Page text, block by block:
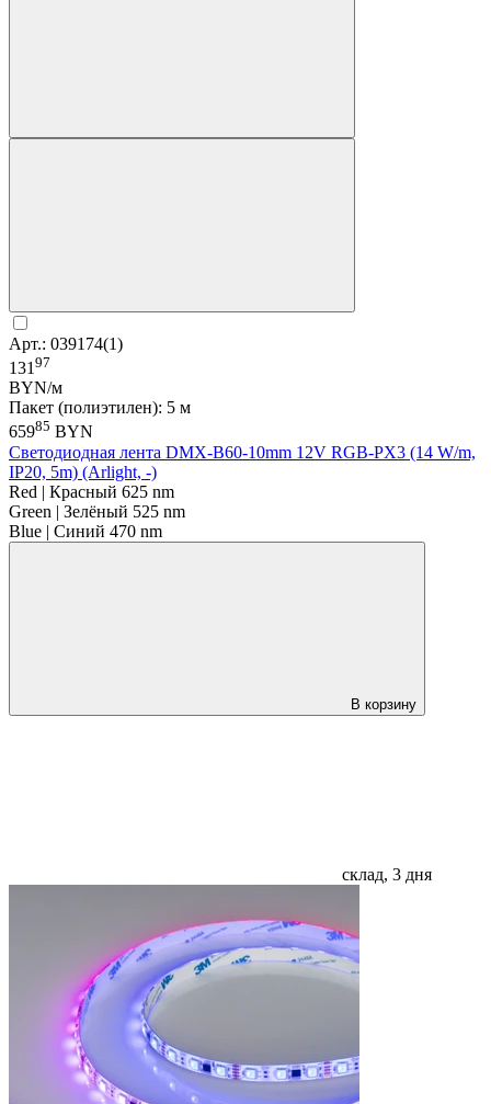
Арт.: 039174(1)
13197
BYN/м
Пакет (полиэтилен): 5 м
65985 BYN
Светодиодная лента DMX-B60-10mm 12V RGB-PX3 (14 W/m,
IP20, 5m) (Arlight, -)
Red | Красный 625 nm
Green | Зелёный 525 nm
Blue | Синий 470 nm
В корзину
склад, 3 дня